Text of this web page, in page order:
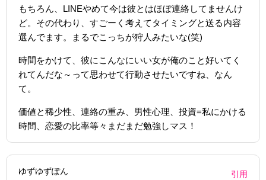
もちろん、LINEやめて今は彼とはほぼ連絡してませんけ
ど。その代わり、すごーく考えてタイミングと送る内容
選んでます。まるでこっちが狩人みたいな(笑)
時間をかけて、彼にこんなにいい女が俺のこと好いてく
れてんだな～って思わせて行動させたいですね、なん
て。
価値と稀少性、連絡の重み、男性心理、投資=私にかける
時間、恋愛の比率等々まだまだ勉強しマス！
ゆずゆずぽん
引用